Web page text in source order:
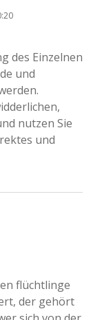
des Einzelnen
und
nutzen Sie
und
flüchtlinge
der gehört